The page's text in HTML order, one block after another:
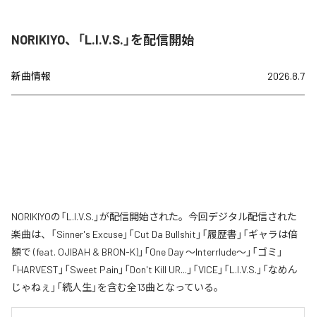
NORIKIYO、「L.I.V.S.」を配信開始
新曲情報 2026.8.7
NORIKIYOの「L.I.V.S.」が配信開始された。今回デジタル配信された
楽曲は、「Sinner's Excuse」「Cut Da Bullshit」「履歴書」「ギャラは倍
額で (feat. OJIBAH & BRON-K)」「One Day ～Interrlude～」「ゴミ」
「HARVEST」「Sweet Pain」「Don't Kill UR...」「VICE」「L.I.V.S.」「なめん
じゃねぇ」「続人生」を含む全13曲となっている。